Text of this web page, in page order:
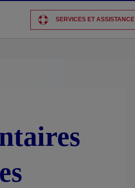
SERVICES ET ASSISTANCE